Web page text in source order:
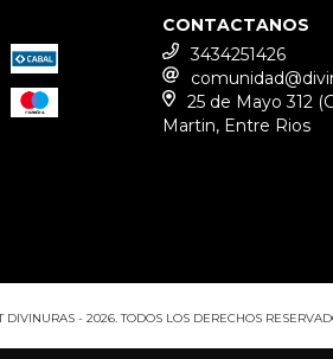
CONTACTANOS
3434251426
25 de Mayo 312
Martin, Entre Rios
DIVINURAS - 2026. TODOS LOS DERECHOS